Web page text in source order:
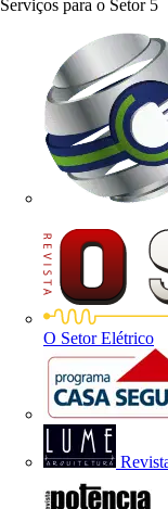
Serviços para o Setor 5
O Setor Elétrico